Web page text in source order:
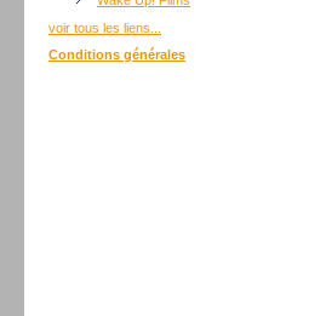
voir tous les liens...
Conditions générales